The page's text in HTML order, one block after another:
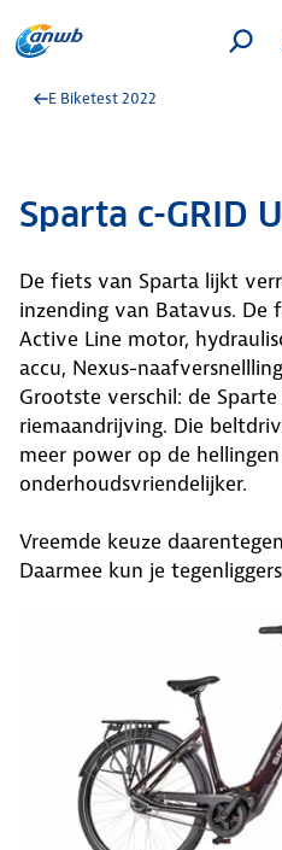
E Biketest 2022
Sparta c-GRID
De fiets van Sparta lijkt
inzending van Batavus. De
Active Line motor,
accu, Nexus-
Grootste verschil: de
riemaandrijving. Die
meer power op de
onderhoudsvriendelijker.
Vreemde keuze
Daarmee kun je